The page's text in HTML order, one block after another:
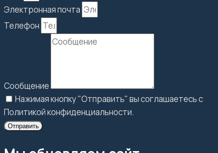
Электронная почта
Телефон
Сообщение
Нажимая кнопку "Отправить" вы соглашаетесь с
Политикой конфиденциальности.
Отправить